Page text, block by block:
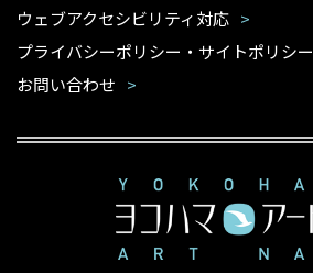
ウェブアクセシビリティ対応
プライバシーポリシー・サイトポリシー
お問い合わせ